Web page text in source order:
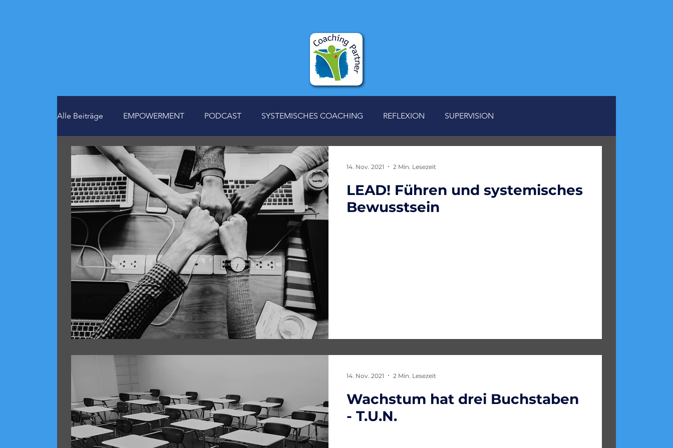
Alle Beiträge EMPOWERMENT PODCAST SYSTEMISCHES COACHING REFLEXION SUPERVISION
LEAD! Führen und systemisches
Bewusstsein
14. Nov. 2021 2 Min. Lesezeit
Wachstum hat drei Buchstaben
- T.U.N.
14. Nov. 2021 2 Min. Lesezeit